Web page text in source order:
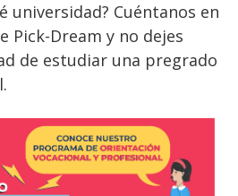
universidad? Cuéntanos en
Pick-Dream y no dejes
de estudiar una pregrado